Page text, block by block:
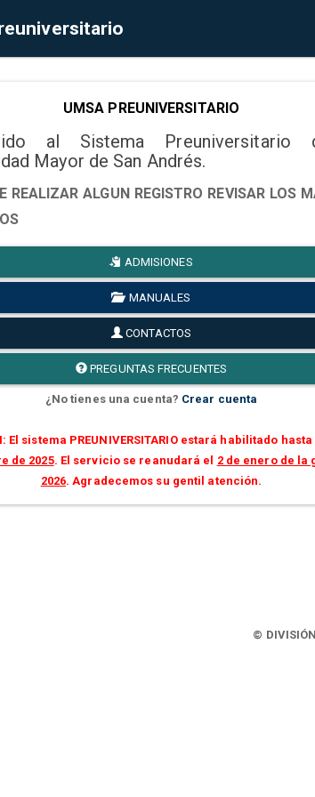
UMSA PREUNIVERSITARIO
al Sistema
Mayor de San Andrés.
REALIZAR ALGUN REGISTRO REVISAR LOS
ADMISIONES
MANUALES
CONTACTOS
PREGUNTAS FRECUENTES
¿No tienes una cuenta? Crear cuenta
El sistema PREUNIVERSITARIO estará habilitado hasta
de 2025. El servicio se reanudará el 2 de enero de la
2026. Agradecemos su gentil atención.
©